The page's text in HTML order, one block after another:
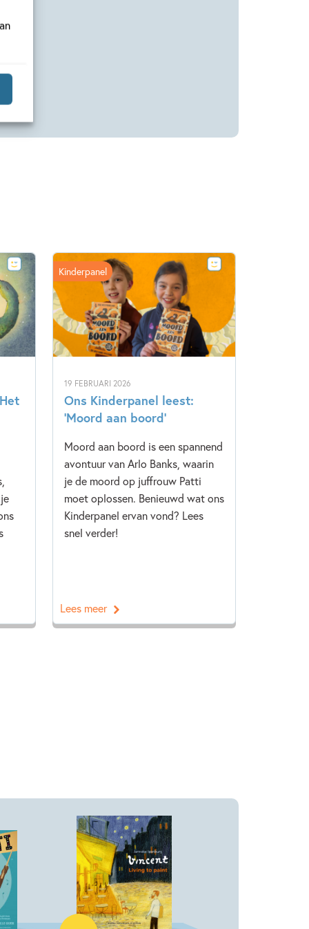
19 FEBRUARI 2026
Ons Kinderpanel leest:
‘Moord aan boord’
Moord aan boord is een spannend
avontuur van Arlo Banks, waarin
je de moord op juffrouw Patti
moet oplossen. Benieuwd wat ons
Kinderpanel ervan vond? Lees
snel verder!
Kinderpanel
Lees meer
Hardcover